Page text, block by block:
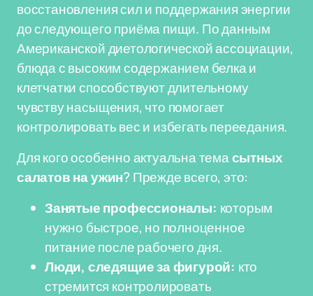
восстановления сил и поддержания энергии
до следующего приёма пищи. По данным
Американской диетологической ассоциации,
блюда с высоким содержанием белка и
клетчатки способствуют длительному
чувству насыщения, что помогает
контролировать вес и избегать переедания.
Для кого особенно актуальна темасытных
салатов на ужин? Прежде всего, это:
Занятые профессионалы: которым
нужно быстрое, но полноценное
питание после рабочего дня.
Люди, следящие за фигурой: кто
стремится контролировать